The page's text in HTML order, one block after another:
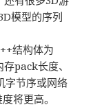
模型的序列
结构体为
pack长度、
字节序或网络
将更高。